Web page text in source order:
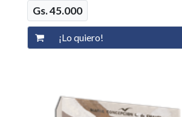
Gs. 45.000